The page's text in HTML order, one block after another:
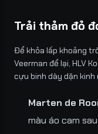
Trải thảm đỏ
Để khỏa lấp khoảng
Veerman để lại, HLV
cựu binh dày dặn kinh
Marten de
màu áo cam